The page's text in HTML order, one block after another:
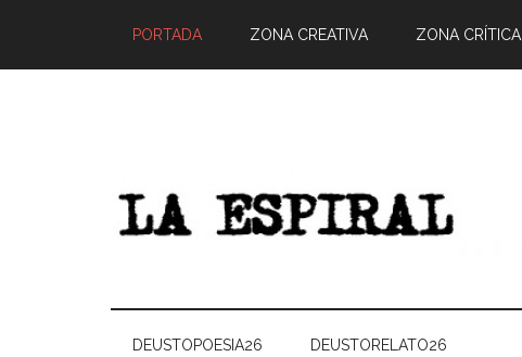
PORTADA ZONA CREATIVA ZONA CRÍTICA
DEUSTOPOESIA26 DEUSTORELATO26